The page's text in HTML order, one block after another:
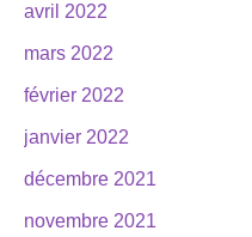
avril 2022
mars 2022
février 2022
janvier 2022
décembre 2021
novembre 2021